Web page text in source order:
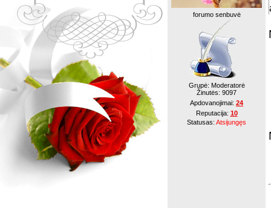
forumo senbuvė
Grupė: Moderatorė
Žinutės: 9097
Apdovanojimai: 24
Reputacija: 10
Statusas: Atsijungęs